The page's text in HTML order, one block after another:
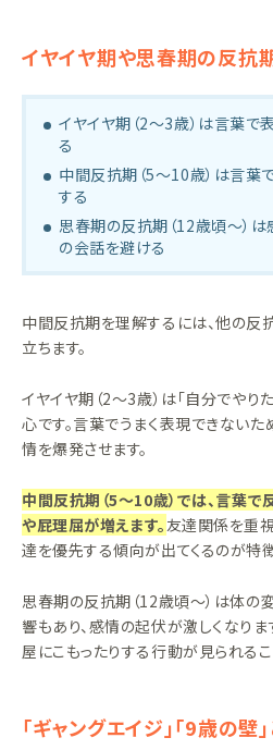
イヤイヤ期や思春期の反抗
イヤイヤ期（2〜3歳）は言葉
る
中間反抗期（5〜10歳）は言葉
する
思春期の反抗期（12歳頃〜）
の会話を避ける
中間反抗期を理解するには、他の反
立ちます。
イヤイヤ期（2〜3歳）は「自分でやり
心です。言葉でうまく表現できないた
情を爆発させます。
中間反抗期（5〜10歳）では、言葉
や屁理屈が増えます。 友達関係を重
達を優先する傾向が出てくるのが特徴
思春期の反抗期（12歳頃〜）は体の
響もあり、感情の起伏が激しくなりま
屋にこもったりする行動が見られるこ
「ギャングエイジ」「9歳の壁